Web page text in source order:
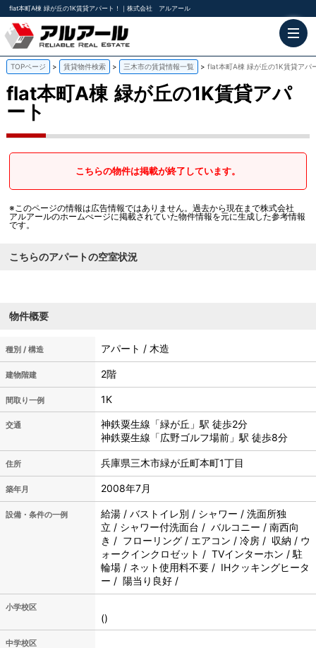
flat本町A棟 緑が丘の1K賃貸アパート！｜株式会社 アルアール
TOPページ 賃貸物件検索 三木市の賃貸情報一覧 flat本町A棟 緑が丘の1K賃貸アパ
flat本町A棟 緑が丘の1K賃貸アパ
ート
こちらの物件は掲載が終了しています。
※このページの情報は広告情報ではありません。過去から現在まで株式会社
アルアールのホームぺージに掲載されていた物件情報を元に生成した参考情報
です。
こちらのアパートの空室状況
物件概要
種別 / 構造 アパート / 木造
建物階建 2階
間取り一例 1K
交通
神鉄粟生線「緑が丘」駅 徒歩2分
神鉄粟生線「広野ゴルフ場前」駅 徒歩8分
住所 兵庫県三木市緑が丘町本町1丁目
築年月 2008年7月
設備・条件の一例
給湯 / バストイレ別 / シャワー / 洗面所独
立 / シャワー付洗面台 / バルコニー / 南西向
き / フローリング / エアコン / 冷房 / 収納 / ウ
ォークインクロゼット / TVインターホン / 駐
輪場 / ネット使用料不要 / IHクッキングヒータ
ー / 陽当り良好 /
小学校区
()
中学校区